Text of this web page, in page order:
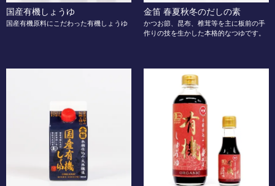
国産有機しょうゆ
国産有機原料にこだわった有機しょうゆ
金笛 春夏秋冬のだしの素
かつお節、昆布、椎茸等を主に板前の手
作りの技を生かした本格的なつゆです。